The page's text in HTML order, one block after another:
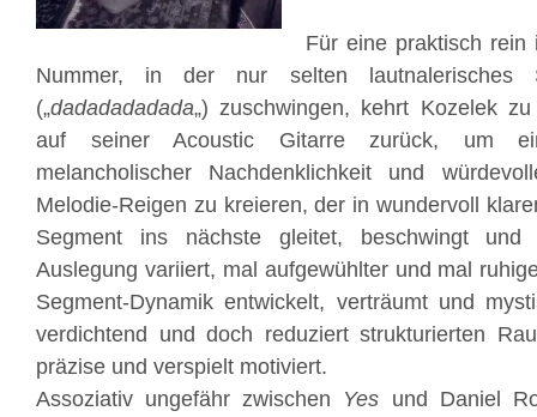
Für eine praktisch rein
Nummer, in der nur selten lautnalerisches
(„dadadadadada„) zuschwingen, kehrt Kozelek
auf seiner Acoustic Gitarre zurück, um
melancholischer Nachdenklichkeit und
Melodie-Reigen zu kreieren, der in wundervoll
Segment ins nächste gleitet, beschwingt und
Auslegung variiert, mal aufgewühlter und mal
Segment-Dynamik entwickelt, verträumt und
verdichtend und doch reduziert strukturierten
präzise und verspielt motiviert.
Assoziativ ungefähr zwischen Yes und Daniel